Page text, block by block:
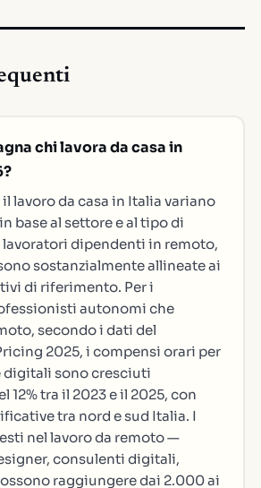
chi lavora da casa in
lavoro da casa in Italia variano
base al settore e al tipo di
dipendenti in remoto,
sostanzialmente allineate ai
di riferimento. Per i
autonomi che
secondo i dati del
2025, i compensi orari per
sono cresciuti
12% tra il 2023 e il 2025, con
tra nord e sud Italia. I
nel lavoro da remoto —
consulenti digitali,
raggiungere dai 2.000 ai